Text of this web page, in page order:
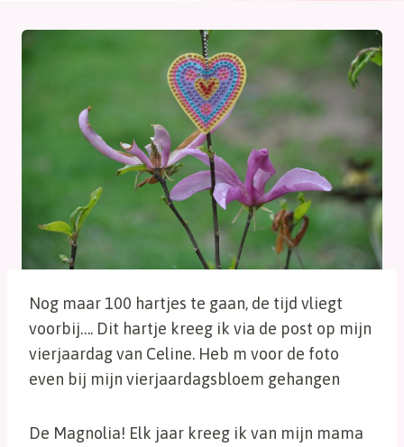
Nog maar 100 hartjes te gaan, de tijd vliegt
voorbij…. Dit hartje kreeg ik via de post op mijn
vierjaardag van Celine. Heb m voor de foto
even bij mijn vierjaardagsbloem gehangen
De Magnolia! Elk jaar kreeg ik van mijn mama